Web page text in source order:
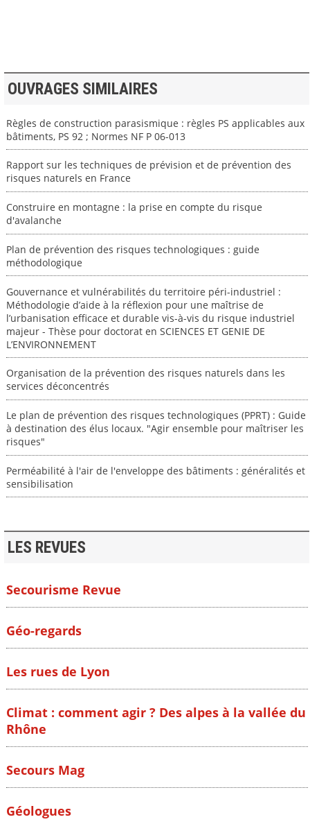
OUVRAGES SIMILAIRES
Règles de construction parasismique : règles PS applicables aux
bâtiments, PS 92 ; Normes NF P 06-013
Rapport sur les techniques de prévision et de prévention des
risques naturels en France
Construire en montagne : la prise en compte du risque
d'avalanche
Plan de prévention des risques technologiques : guide
méthodologique
Gouvernance et vulnérabilités du territoire péri-industriel :
Méthodologie d’aide à la réflexion pour une maîtrise de
l’urbanisation efficace et durable vis-à-vis du risque industriel
majeur - Thèse pour doctorat en SCIENCES ET GENIE DE
L’ENVIRONNEMENT
Organisation de la prévention des risques naturels dans les
services déconcentrés
Le plan de prévention des risques technologiques (PPRT) : Guide
à destination des élus locaux. "Agir ensemble pour maîtriser les
risques"
Perméabilité à l'air de l'enveloppe des bâtiments : généralités et
sensibilisation
LES REVUES
Secourisme Revue
Géo-regards
Les rues de Lyon
Climat : comment agir ? Des alpes à la vallée du
Rhône
Secours Mag
Géologues